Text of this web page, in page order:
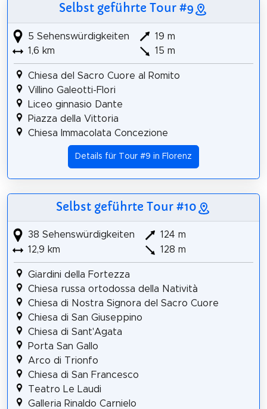
Selbst geführte Tour #9
5 Sehenswürdigkeiten
1,6 km
19 m
15 m
Chiesa del Sacro Cuore al Romito
Villino Galeotti-Flori
Liceo ginnasio Dante
Piazza della Vittoria
Chiesa Immacolata Concezione
Details für Tour #9 in Florenz
Selbst geführte Tour #10
38 Sehenswürdigkeiten
12,9 km
124 m
128 m
Giardini della Fortezza
Chiesa russa ortodossa della Natività
Chiesa di Nostra Signora del Sacro Cuore
Chiesa di San Giuseppino
Chiesa di Sant'Agata
Porta San Gallo
Arco di Trionfo
Chiesa di San Francesco
Teatro Le Laudi
Galleria Rinaldo Carnielo